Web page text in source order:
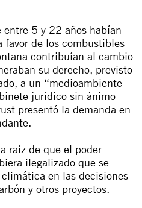
entre 5 y 22 años habían
favor de los combustibles
contribuían al cambio
su derecho, previsto
a un “medioambiente
jurídico sin ánimo
presentó la demanda en
raíz de que el poder
ilegalizado que se
en las decisiones
y otros proyectos.